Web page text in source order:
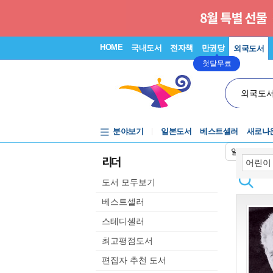
HOME 국내도서 전자책 만권당
첫달무료
외국도서
외국도
일본어입력
분야보기 일본도서 베스트셀러 새로나
리더
도서 모두보기
베스트셀러
스테디셀러
최고평점도서
편집자 추천 도서